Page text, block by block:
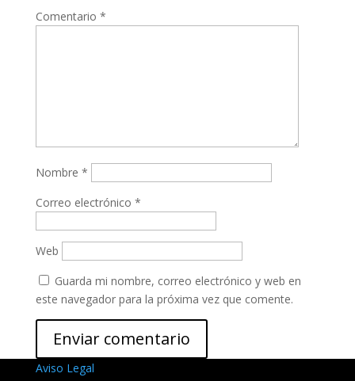
Comentario *
Nombre *
Correo electrónico *
Web
Guarda mi nombre, correo electrónico y web en
este navegador para la próxima vez que comente.
Aviso Legal